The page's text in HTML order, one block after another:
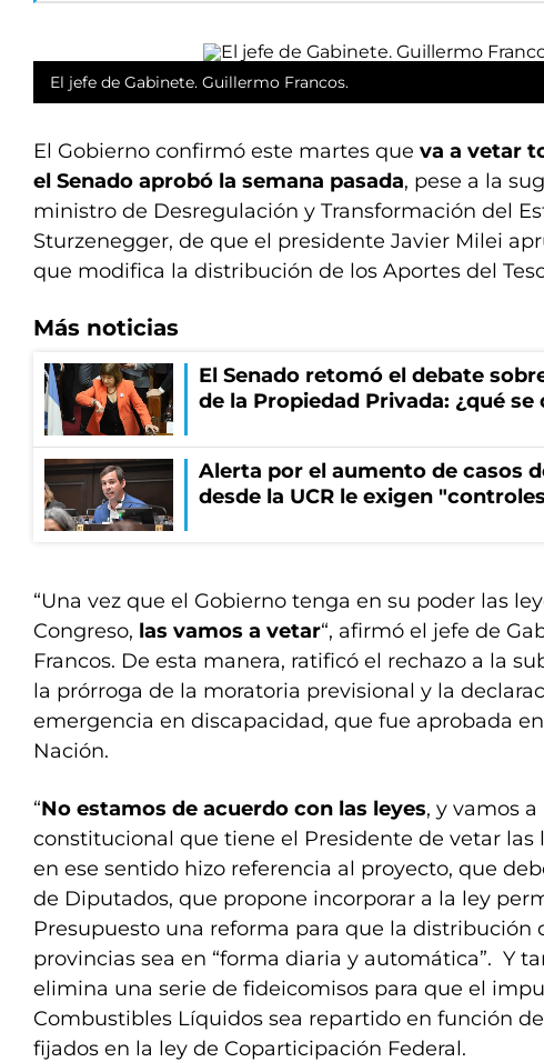
El jefe de Gabinete. Guillermo Francos.
El Gobierno confirmó este martes que va a vetar
el Senado aprobó la semana pasada, pese a la
ministro de Desregulación y Transformación del
Sturzenegger, de que el presidente Javier Milei
que modifica la distribución de los Aportes del
Más noticias
El Senado retomó el debate
de la Propiedad Privada: ¿qué se
Alerta por el aumento de casos
desde la UCR le exigen
“Una vez que el Gobierno tenga en su poder las
Congreso, las vamos a vetar“, afirmó el jefe de
Francos. De esta manera, ratificó el rechazo a la
la prórroga de la moratoria previsional y la
emergencia en discapacidad, que fue aprobada
Nación.
“No estamos de acuerdo con las leyes, y vamos
constitucional que tiene el Presidente de vetar las
en ese sentido hizo referencia al proyecto, que
de Diputados, que propone incorporar a la ley
Presupuesto una reforma para que la distribución
provincias sea en “forma diaria y automática”. Y
elimina una serie de fideicomisos para que el
Combustibles Líquidos sea repartido en función
fijados en la ley de Coparticipación Federal.